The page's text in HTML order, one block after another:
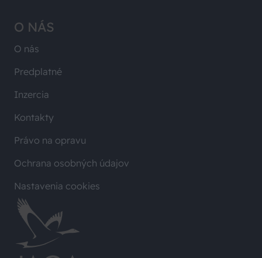
O NÁS
O nás
Predplatné
Inzercia
Kontakty
Právo na opravu
Ochrana osobných údajov
Nastavenia cookies